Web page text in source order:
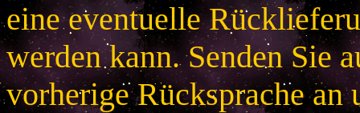
eine eventuelle
werden kann. Senden Sie
vorherige Rücksprache